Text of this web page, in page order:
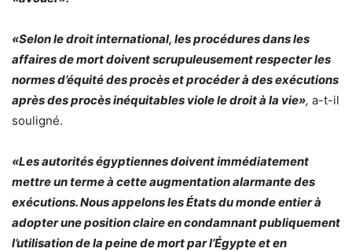
«Selon le droit international, les procédures dans les
affaires de mort doivent scrupuleusement respecter les
normes d’équité des procès et procéder à des exécutions
après des procès inéquitables viole le droit à la vie», a-t-il
souligné.
«Les autorités égyptiennes doivent immédiatement
mettre un terme à cette augmentation alarmante des
exécutions. Nous appelons les États du monde entier à
adopter une position claire en condamnant publiquement
l’utilisation de la peine de mort par l’Égypte et en